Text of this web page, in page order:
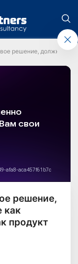
решение, должно
решение,
как
продукт